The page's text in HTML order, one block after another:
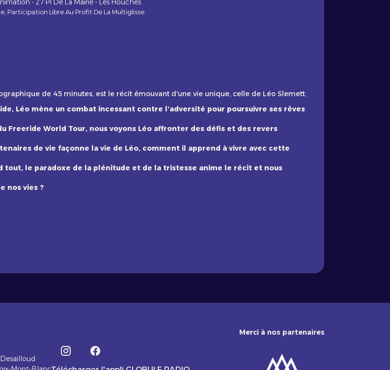
- 27 Pl De La Mairie - Les Houches
Participation Libre Au Profit De La Multiglisse.
de 45 minutes, est le récit émouvant d'une vie unique, celle de Léo Slemett.
Léo mène un combat incessant contre l'adversité pour poursuivre ses rêves
Freeride World Tour, nous voyons Léo affronter des défis et des revers
de vie façonne la vie de Léo, comment il apprend à vivre avec cette
tout, le paradoxe de la plénitude et de la tristesse anime le récit et nous
nos vies ?
Merci à nos partenaires